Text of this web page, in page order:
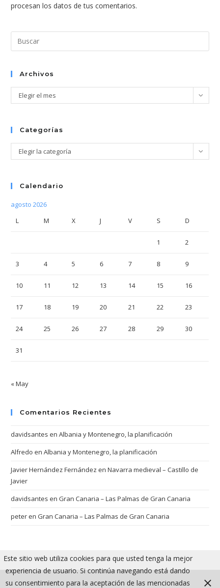
(opcional)
procesan los datos de tus comentarios.
el
Archivos
Archivos
Elegir el mes
Categorías
Categorías
Elegir la categoría
Calendario
agosto 2026
L
M X J V S D
1 2
3 4 5 6 7 8 9
10 11 12 13 14 15 16
17 18 19 20 21 22 23
24 25 26 27 28 29 30
31
« May
Comentarios Recientes
davidsantes enAlbania y Montenegro, la planificación
Alfredo enAlbania y Montenegro, la planificación
Javier Hernández Fernández enNavarra medieval – Castillo de
Javier
davidsantes enGran Canaria – Las Palmas de Gran Canaria
peterenGran Canaria – Las Palmas de Gran Canaria
Este sitio web utiliza cookies para que usted tenga la mejor
experiencia de usuario. Si continúa navegando está dando
su consentimiento para la aceptación de las mencionadas